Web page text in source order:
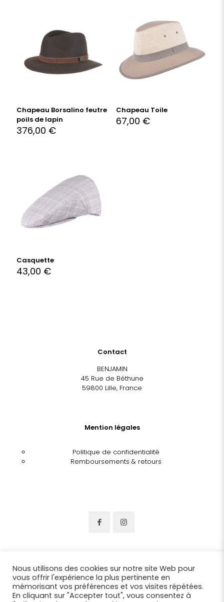
Chapeau Borsalino feutre
poils de lapin
376,00 €
Chapeau Toile
67,00 €
Casquette
43,00 €
Contact
BENJAMIN
45 Rue de Béthune
59800 Lille, France
Mention légales
Politique de confidentialité
Remboursements & retours
Nous utilisons des cookies sur notre site Web pour
vous offrir l'expérience la plus pertinente en
mémorisant vos préférences et vos visites répétées.
En cliquant sur "Accepter tout", vous consentez à